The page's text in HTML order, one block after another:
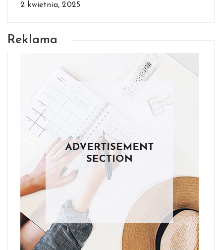
2 kwietnia, 2025
Reklama